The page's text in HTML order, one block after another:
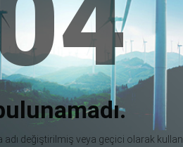
adı değiştirilmiş veya geçici olarak